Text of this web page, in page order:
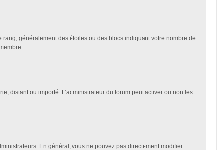
rang, généralement des étoiles ou des blocs indiquant votre nombre de
distant ou importé. L’administrateur du forum peut activer ou non les
En général, vous ne pouvez pas directement modifier